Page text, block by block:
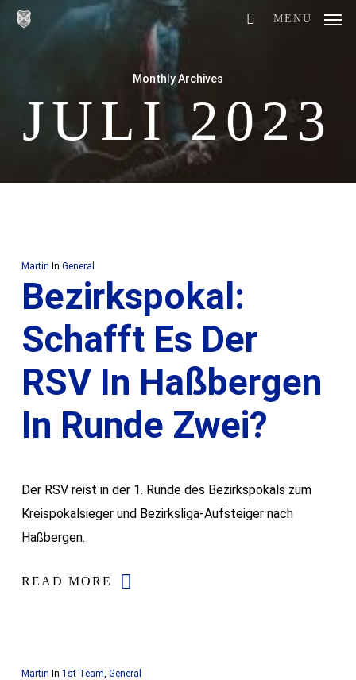
Skip
MENU
Monthly Archives
JULI 2023
Martin In General
Bezirkspokal:
Schafft Es Der
RSV In Haßbergen
In Runde Zwei?
Der RSV reist in der 1. Runde des Bezirkspokals zum
Kreispokalsieger und Bezirksliga-Aufsteiger nach
Haßbergen.
READ MORE
Martin In 1st Team General